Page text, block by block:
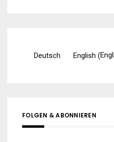
Deutsch English (
FOLGEN & ABONNIEREN